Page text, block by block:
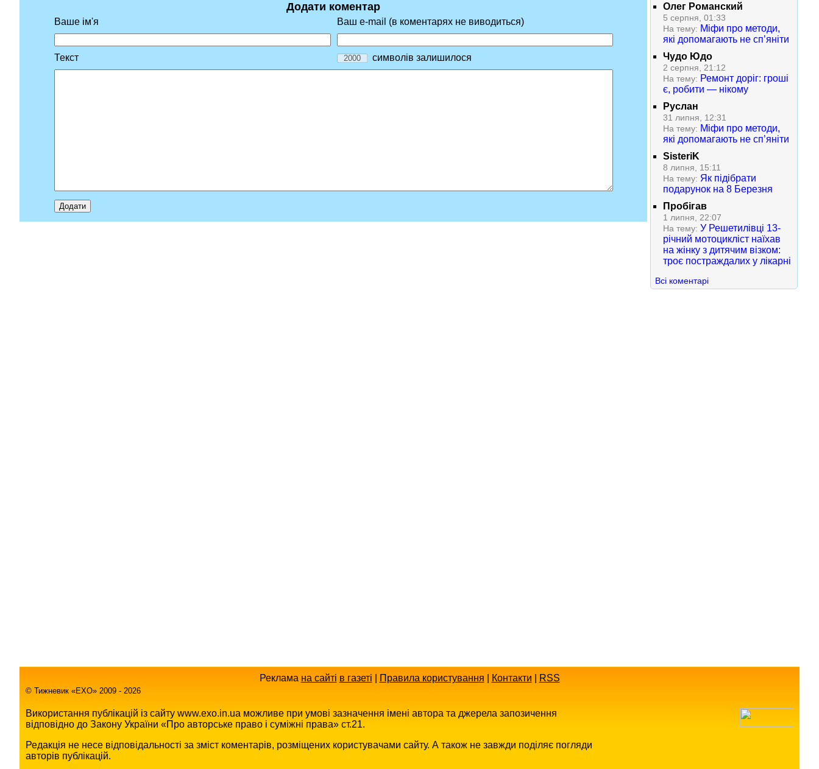
Додати коментар
Ваше ім'я Ваш e-mail (в коментарях не виводиться)
Текст символів залишилося
Олег Романский
5 серпня, 01:33
На тему: Міфи про методи,
які допомагають не сп’яніти
Чудо Юдо
2 серпня, 21:12
На тему: Ремонт доріг: гроші
є, робити — нікому
Руслан
31 липня, 12:31
На тему: Міфи про методи,
які допомагають не сп’яніти
SisteriK
8 липня, 15:11
На тему: Як підібрати
подарунок на 8 Березня
Пробігав
1 липня, 22:07
На тему: У Решетилівці 13-
річний мотоцикліст наїхав
на жінку з дитячим візком:
троє постраждалих у лікарні
Всі коментарі
Реклама на сайті в газеті Правила користування Контакти RSS
© Тижневик «EХO» 2009 - 2026
Використання публікацій із сайту www.exo.in.ua можливе при умові зазначення імені автора та джерела запозичення
відповідно до Закону України «Про авторське право і суміжні права» ст.21.
Редакція не несе відповідальності за зміст коментарів, розміщених користувачами сайту. А також не завжди поділяє погляди
авторів публікацій.